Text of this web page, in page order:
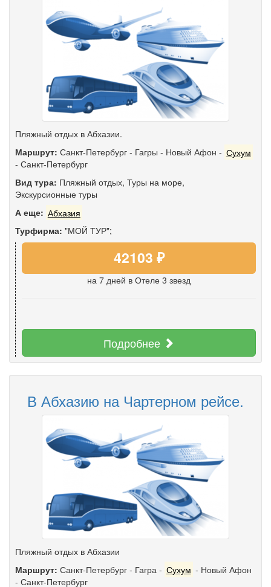
Пляжный отдых в Абхазии.
Маршрут: Санкт-Петербург - Гагры - Новый Афон - Сухум
- Санкт-Петербург
Вид тура: Пляжный отдых, Туры на море,
Экскурсионные туры
А еще: Абхазия
Турфирма: "МОЙ ТУР";
42103 ₽
на 7 дней в Отеле 3 звезд
Подробнее
В Абхазию на Чартерном рейсе.
Пляжный отдых в Абхазии
Маршрут: Санкт-Петербург - Гагра - Сухум - Новый Афон
- Санкт-Петербург